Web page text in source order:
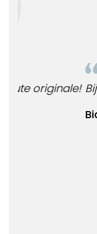
Bianca
Bijuteria